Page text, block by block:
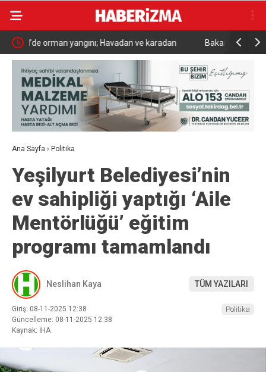
Bakan Yumaklı: “Son 24 yılda milli park sayısını
696’ya çıkardık”
MHP
başlıyor
Ana Sayfa › Politika
Yeşilyurt Belediyesi’nin
ev sahipliği yaptığı ‘Aile
Mentörlüğü’ eğitim
programı tamamlandı
Neslihan Kaya TÜM YAZILARI
Giriş: 08-11-2025 12:38
Güncelleme: 08-11-2025 12:38
Kaynak: İHA
Politika